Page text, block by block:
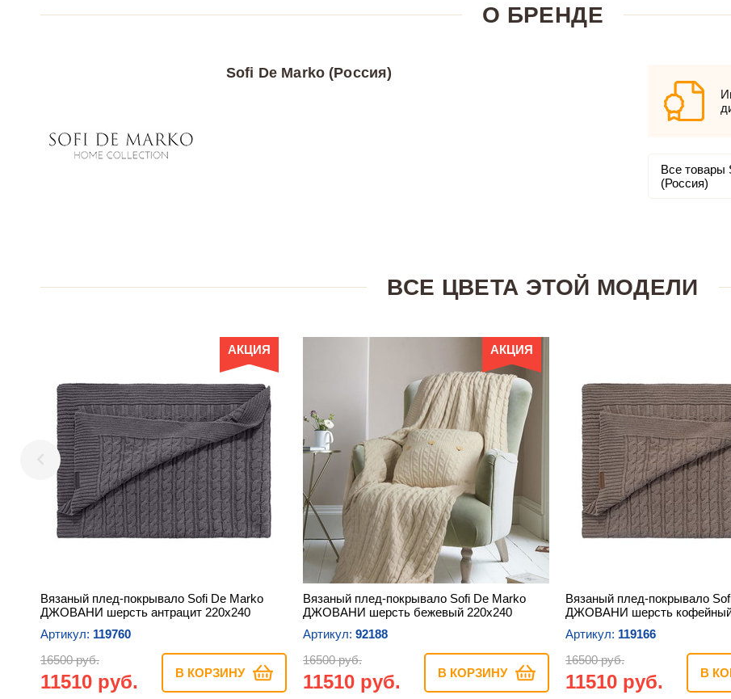
О БРЕНДЕ
Sofi De Marko (Россия)
Все товары
(Россия)
ВСЕ ЦВЕТА ЭТОЙ МОДЕЛИ
АКЦИЯ
Вязаный плед-покрывало Sofi De Marko
ДЖОВАНИ шерсть антрацит 220х240
Артикул: 119760
16500 руб.
11510 руб. В КОРЗИНУ
АКЦИЯ
Вязаный плед-покрывало Sofi De Marko
ДЖОВАНИ шерсть бежевый 220х240
Артикул: 92188
16500 руб.
11510 руб. В КОРЗИНУ
Вязаный плед-покрывало
ДЖОВАНИ шерсть кофейный
Артикул: 119166
16500 руб.
11510 руб. В